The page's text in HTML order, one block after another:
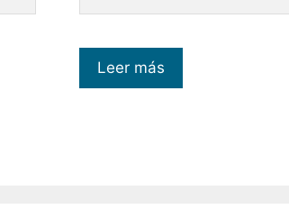
Leer más